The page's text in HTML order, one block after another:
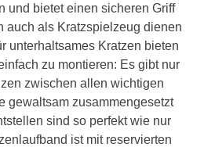
und bietet einen sicheren Griff
auch als Kratzspielzeug dienen
unterhaltsames Kratzen bieten
zu montieren: Es gibt nur
zwischen allen wichtigen
gewaltsam zusammengesetzt
sind so perfekt wie nur
ist mit reservierten